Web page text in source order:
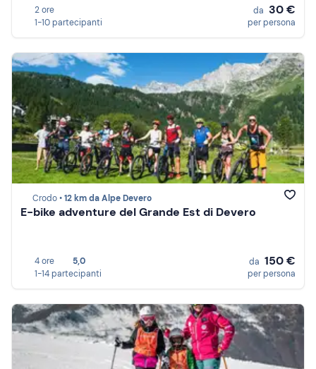
2 ore
1-10 partecipanti
da 30 €
per persona
Crodo •12 km da Alpe Devero
E-bike adventure del Grande Est di Devero
4 ore
5,0
1-14 partecipanti
da 150 €
per persona